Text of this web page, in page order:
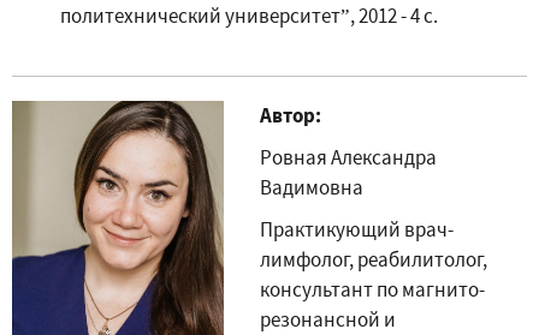
политехнический университет”, 2012 - 4 с.
Автор:
Ровная Александра
Вадимовна
Практикующий врач-
лимфолог, реабилитолог,
консультант по магнито-
резонансной и